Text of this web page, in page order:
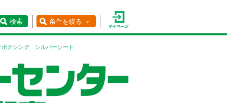
検索 条件を絞る ＞
クシング シルバーシート